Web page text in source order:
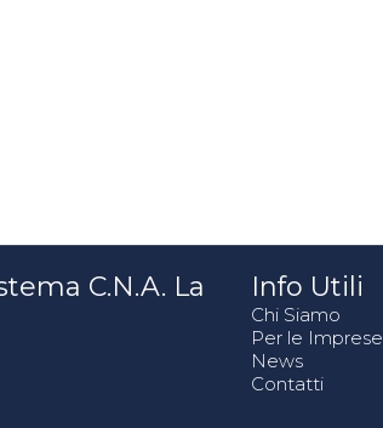
C.N.A. La
Info Utili
Chi Siamo
Per le Imprese
News
Contatti